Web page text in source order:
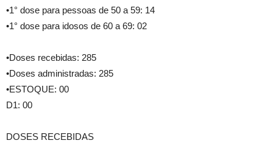
•1° dose para pessoas de 50 a 59: 14
•1° dose para idosos de 60 a 69: 02
•Doses recebidas: 285
•Doses administradas: 285
•ESTOQUE: 00
D1: 00
DOSES RECEBIDAS